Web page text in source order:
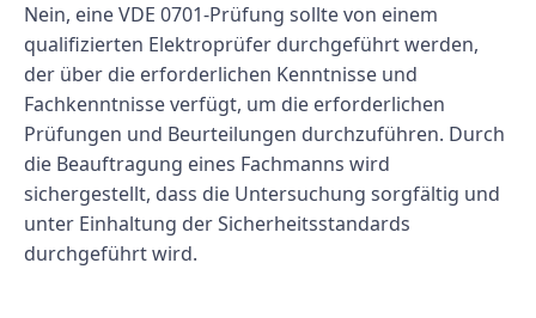
Nein, eine VDE 0701-Prüfung sollte von einem
qualifizierten Elektroprüfer durchgeführt werden,
der über die erforderlichen Kenntnisse und
Fachkenntnisse verfügt, um die erforderlichen
Prüfungen und Beurteilungen durchzuführen. Durch
die Beauftragung eines Fachmanns wird
sichergestellt, dass die Untersuchung sorgfältig und
unter Einhaltung der Sicherheitsstandards
durchgeführt wird.